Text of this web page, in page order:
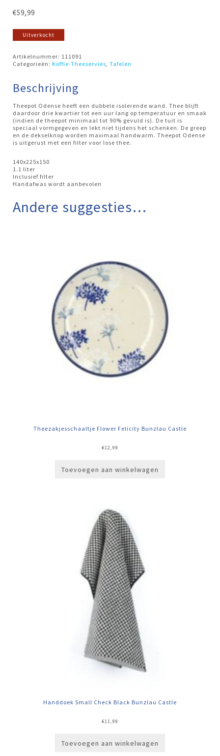
€59,99
Uitverkocht
Artikelnummer: 111091
Categorieën:Koffie-Theeservies ,Tafelen
Beschrijving
Theepot Odense heeft een dubbele isolerende wand. Thee blijft
daardoor drie kwartier tot een uur lang op temperatuur en smaak
(indien de theepot minimaal tot 90% gevuld is). De tuit is
speciaal vormgegeven en lekt niet tijdens het schenken. De greep
en de dekselknop worden maximaal handwarm. Theepot Odense
is uitgerust met een filter voor lose thee.
140x225x150
1.1 liter
Inclusief filter
Handafwas wordt aanbevolen
Andere suggesties…
Theezakjesschaaltje Flower Felicity Bunzlau Castle
€12,99
Toevoegen aan winkelwagen
Handdoek Small Check Black Bunzlau Castle
€11,99
Toevoegen aan winkelwagen